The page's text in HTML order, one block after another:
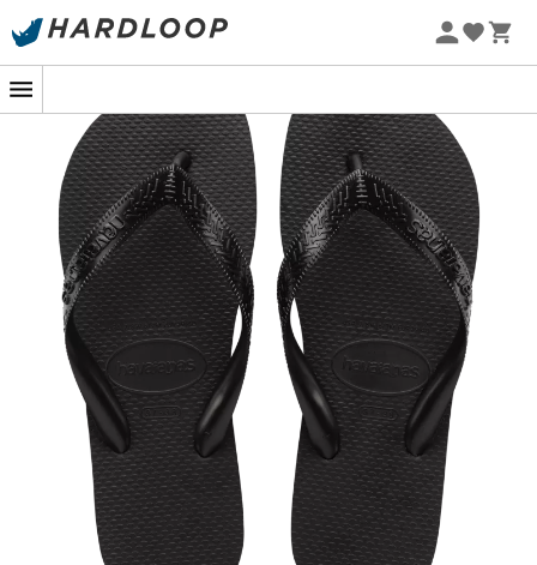
Sommarerbjudanden 🔥 -5 % EXTRA vid köp av 2 produkter*